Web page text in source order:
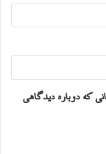
که دوباره دیدگاهی